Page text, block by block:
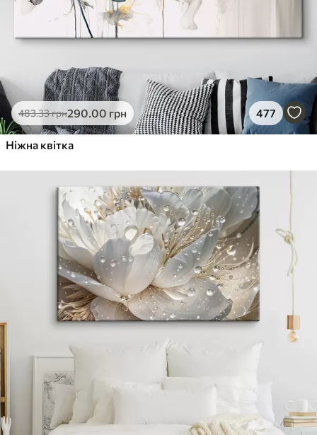
483.33грн290.00 грн 477
Ніжна квітка